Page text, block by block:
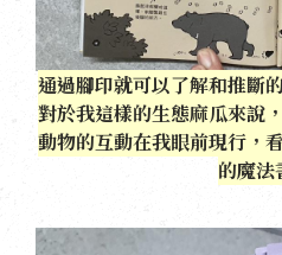
通過腳印就可以了解和推斷
對於我這樣的生態麻瓜來說
動物的互動在我眼前現行，
的魔法